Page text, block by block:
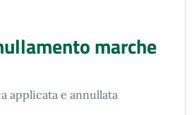
marche
applicata e annullata